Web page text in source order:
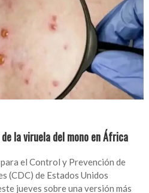
la viruela del mono en África
el Control y Prevención de
(CDC) de Estados Unidos
jueves sobre una versión más